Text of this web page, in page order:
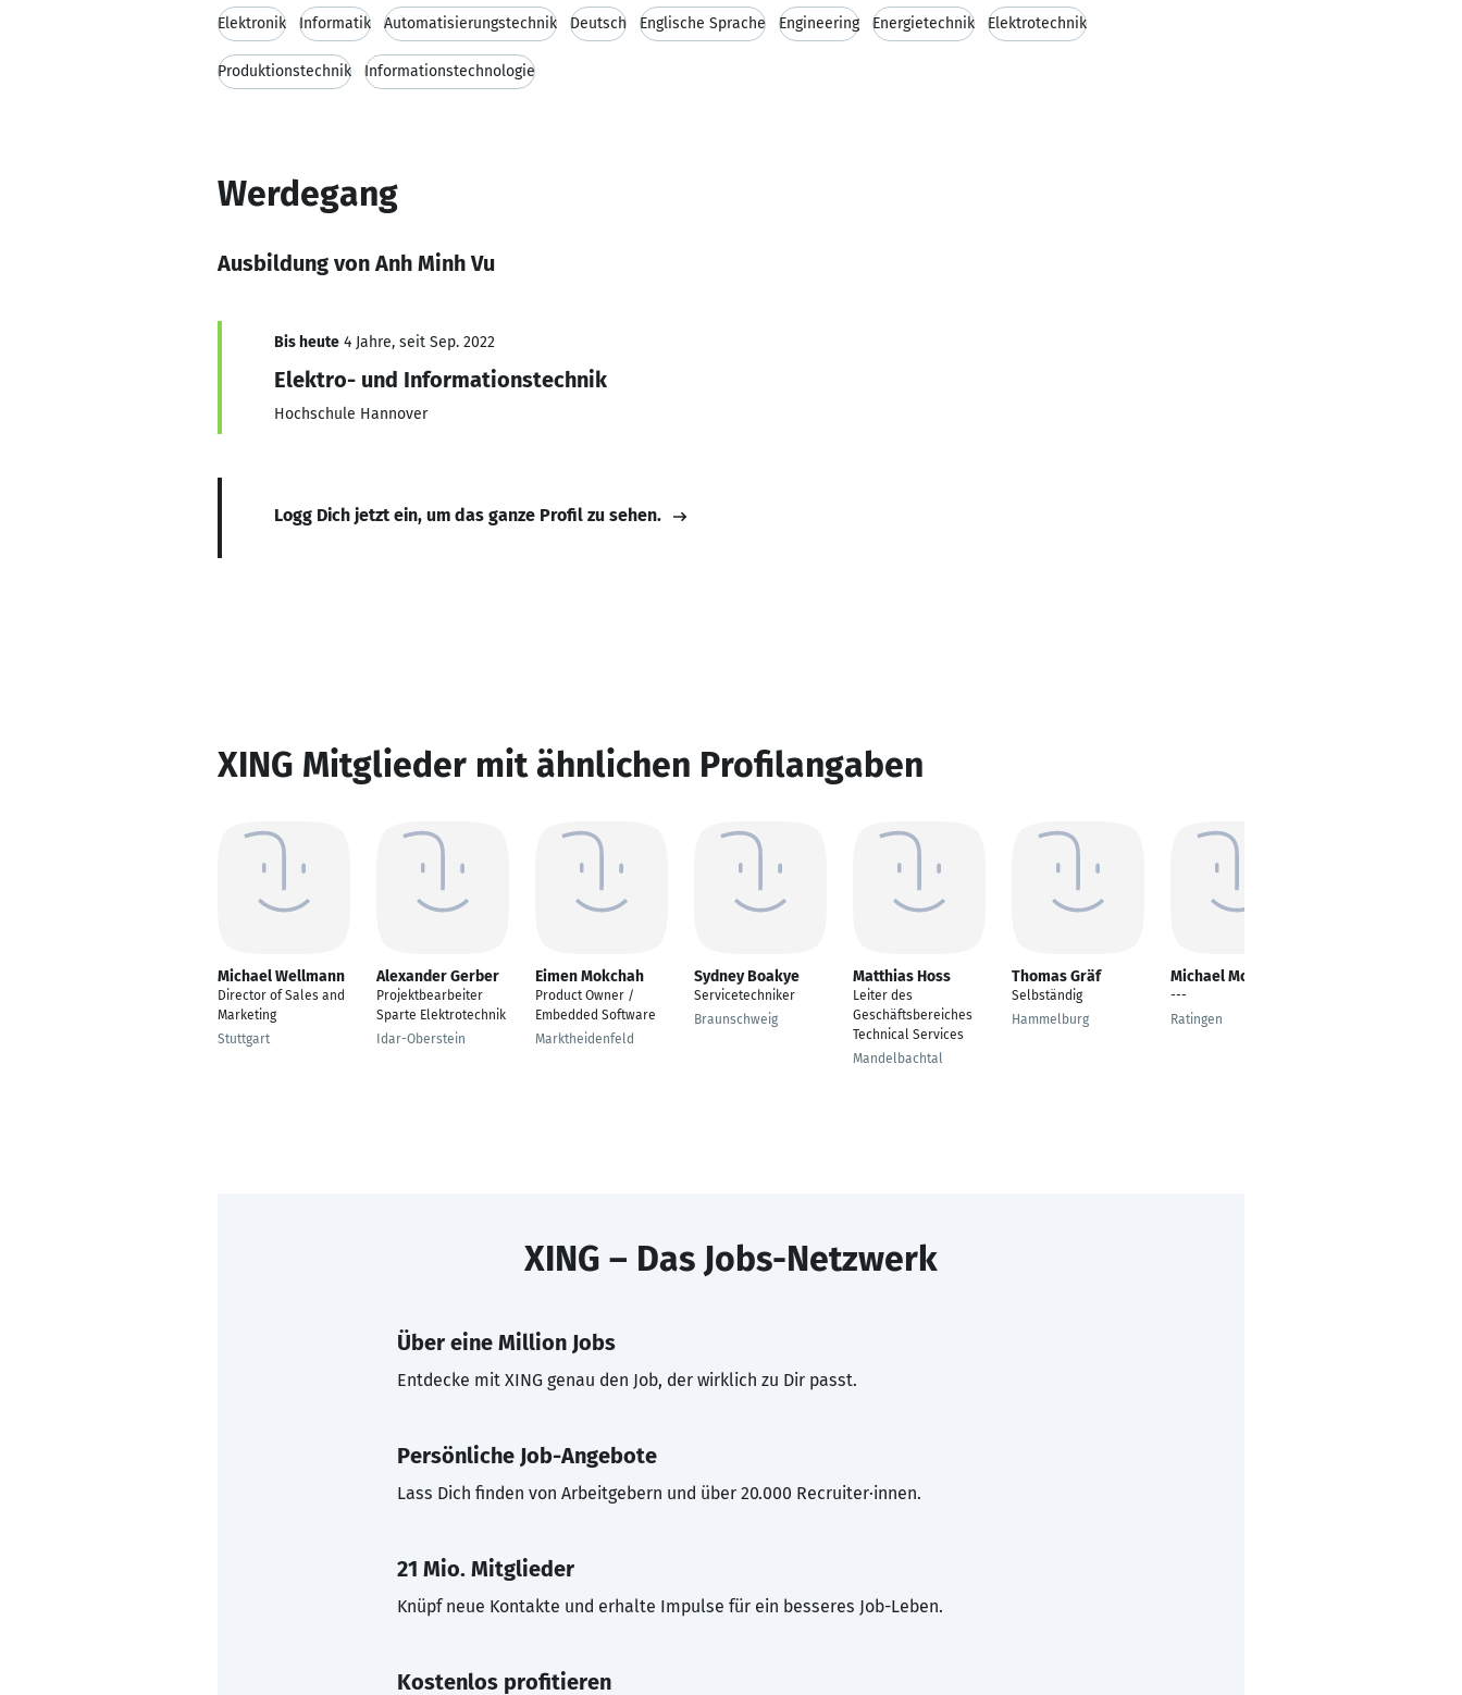
Elektronik Informatik Automatisierungstechnik Deutsch Englische Sprache Engineering Energietechnik Elektrotechnik
Produktionstechnik Informationstechnologie
Werdegang
Ausbildung von Anh Minh Vu
Bis heute 4 Jahre, seit Sep. 2022
Elektro- und Informationstechnik
Hochschule Hannover
Logg Dich jetzt ein, um das ganze Profil zu sehen.
XING Mitglieder mit ähnlichen Profilangaben
Michael Wellmann
Director of Sales and
Marketing
Stuttgart
Alexander Gerber
Projektbearbeiter
Sparte Elektrotechnik
Idar-Oberstein
Eimen Mokchah
Product Owner /
Embedded Software
Marktheidenfeld
Sydney Boakye
Servicetechniker
Braunschweig
Matthias Hoss
Leiter des
Geschäftsbereiches
Technical Services
Mandelbachtal
Thomas Gräf
Selbständig
Hammelburg
Michael Mohr
---
Ratingen
XING – Das Jobs-Netzwerk
Über eine Million Jobs
Entdecke mit XING genau den Job, der wirklich zu Dir passt.
Persönliche Job-Angebote
Lass Dich finden von Arbeitgebern und über 20.000 Recruiter·innen.
21 Mio. Mitglieder
Knüpf neue Kontakte und erhalte Impulse für ein besseres Job-Leben.
Kostenlos profitieren